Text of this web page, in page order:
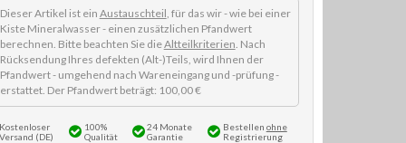
Dieser Artikel ist ein Austauschteil, für das wir - wie bei einer
Kiste Mineralwasser - einen zusätzlichen Pfandwert
berechnen. Bitte beachten Sie dieAltteilkriterien. Nach
Rücksendung Ihres defekten (Alt-)Teils, wird Ihnen der
Pfandwert - umgehend nach Wareneingang und -prüfung -
erstattet. Der Pfandwert beträgt: 100,00 €
(DE)
100%
Qualität
24 Monate
Garantie
Bestellen ohne
Registrierung